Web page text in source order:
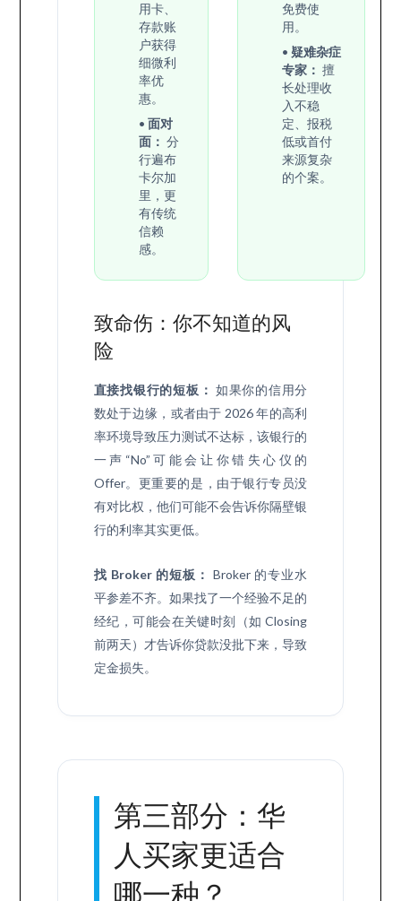
用卡、
存款账
户获得
细微利
率优
惠。
• 面对
面： 分
行遍布
卡尔加
里，更
有传统
信赖
感。
免费使
用。
• 疑难杂症
专家： 擅
长处理收
入不稳
定、报税
低或首付
来源复杂
的个案。
致命伤：你不知道的风
险
直接找银行的短板： 如果你的信用分
数处于边缘，或者由于 2026 年的高利
率环境导致压力测试不达标，该银行的
一声“No”可能会让你错失心仪的
Offer。更重要的是，由于银行专员没
有对比权，他们可能不会告诉你隔壁银
行的利率其实更低。
找 Broker 的短板： Broker 的专业水
平参差不齐。如果找了一个经验不足的
经纪，可能会在关键时刻（如 Closing
前两天）才告诉你贷款没批下来，导致
定金损失。
第三部分：华
人买家更适合